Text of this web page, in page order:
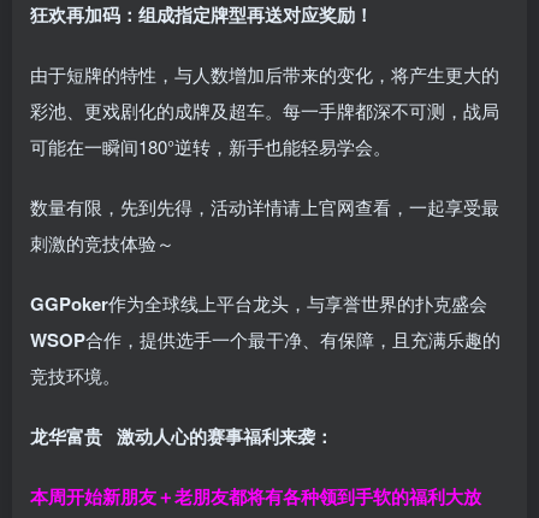
狂欢再加码：组成指定牌型再送对应奖励！
由于短牌的特性，与人数增加后带来的变化，将产生更大的
彩池、更戏剧化的成牌及超车。每一手牌都深不可测，战局
可能在一瞬间180°逆转，新手也能轻易学会。
数量有限，先到先得，活动详情请上官网查看，一起享受最
刺激的竞技体验～
GGPoker作为全球线上平台龙头，与享誉世界的扑克盛会
WSOP合作，提供选手一个最干净、有保障，且充满乐趣的
竞技环境。
龙华富贵 激动人心的赛事福利来袭：
本周开始新朋友＋老朋友都将有各种领到手软的福利大放